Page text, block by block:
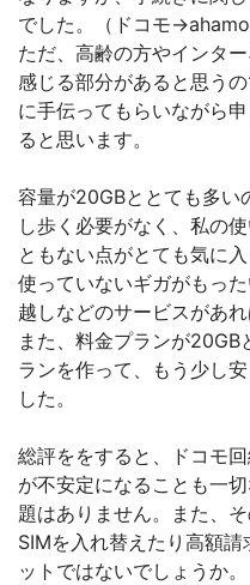
でした。（ドコモ→ahamo
ただ、高齢の方やインタ
感じる部分があると思う
に手伝ってもらいながら
ると思います。
容量が20GBととても多い
し歩く必要がなく、私の
ともない点がとても気に
使っていないギガがもっ
越しなどのサービスがあ
また、料金プランが
ランを作って、もう少し
した。
総評ををすると、ドコモ
が不安定になることも一
題はありません。また、
SIMを入れ替えたり高額
ットではないでしょうか。